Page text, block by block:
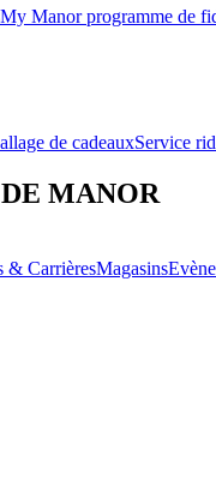
My Manor programme de
de cadeauxService
MANOR
& CarrièresMagasins